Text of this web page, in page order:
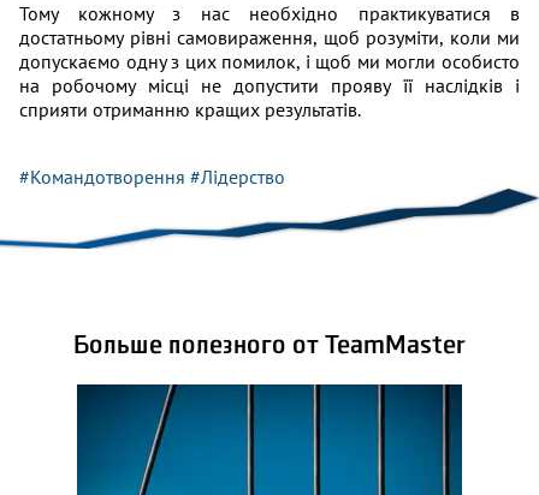
Тому кожному з нас необхідно практикуватися в
достатньому рівні самовираження, щоб розуміти, коли ми
допускаємо одну з цих помилок, і щоб ми могли особисто
на робочому місці не допустити прояву її наслідків і
сприяти отриманню кращих результатів.
#Командотворення #Лідерство
Больше полезного от TeamMaster